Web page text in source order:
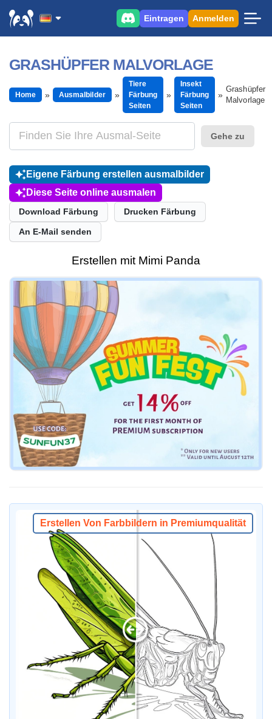
Eintragen Anmelden
GRASHÜPFER MALVORLAGE
Home Ausmalbilder
Tiere
Färbung
Seiten
Insekt
Färbung
Seiten
Grashüpfer
Malvorlage
Gehe zu
Eigene Färbung erstellen ausmalbilder
Diese Seite online ausmalen
Download Färbung Drucken Färbung
An E-Mail senden
Erstellen mit Mimi Panda
Erstellen Von Farbbildern in Premiumqualität